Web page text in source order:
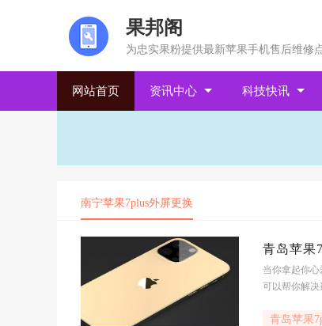
果邦阁
为忠实果粉提供最新苹果手机售后维修
网站首页 资讯中心 科技快讯
南宁苹果7plus外屏更换
青岛苹果
当你拿起你
可以帮你解
青岛苹果